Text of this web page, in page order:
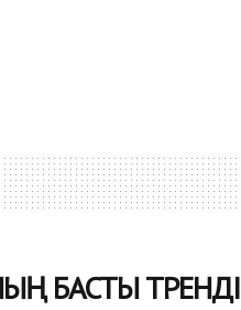
БАСТЫ ТРЕНДІ